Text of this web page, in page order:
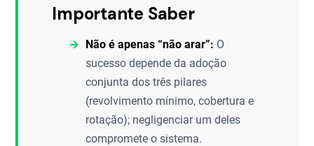
Importante Saber
Não é apenas “não arar”: O
sucesso depende da adoção
conjunta dos três pilares
(revolvimento mínimo, cobertura e
rotação); negligenciar um deles
compromete o sistema.